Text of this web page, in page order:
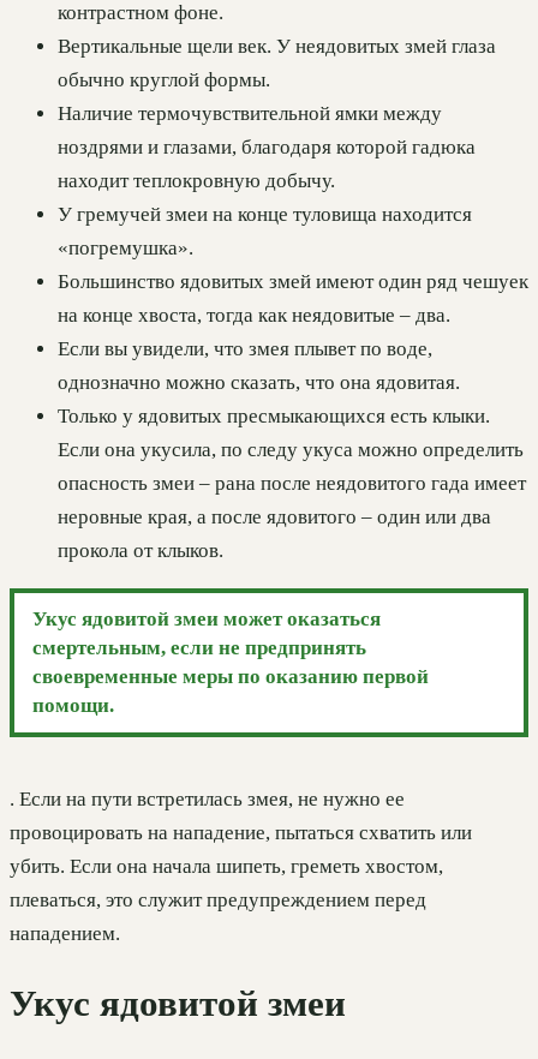
контрастном фоне.
Вертикальные щели век. У неядовитых змей глаза
обычно круглой формы.
Наличие термочувствительной ямки между
ноздрями и глазами, благодаря которой гадюка
находит теплокровную добычу.
У гремучей змеи на конце туловища находится
«погремушка».
Большинство ядовитых змей имеют один ряд чешуек
на конце хвоста, тогда как неядовитые – два.
Если вы увидели, что змея плывет по воде,
однозначно можно сказать, что она ядовитая.
Только у ядовитых пресмыкающихся есть клыки.
Если она укусила, по следу укуса можно определить
опасность змеи – рана после неядовитого гада имеет
неровные края, а после ядовитого – один или два
прокола от клыков.
Укус ядовитой змеи может оказаться
смертельным, если не предпринять
своевременные меры по оказанию первой
помощи.
. Если на пути встретилась змея, не нужно ее
провоцировать на нападение, пытаться схватить или
убить. Если она начала шипеть, греметь хвостом,
плеваться, это служит предупреждением перед
нападением.
Укус ядовитой змеи